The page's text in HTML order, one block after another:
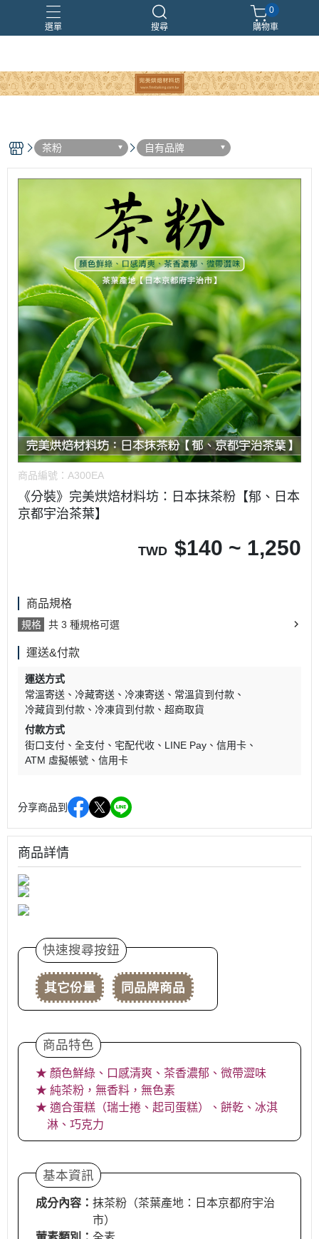
選單 搜尋
0
購物車
茶粉 自有品牌
商品編號： A300EA
《分裝》完美烘焙材料坊：日本抹茶粉【郁、日本
京都宇治茶葉】
TWD $140 ~ 1,250
商品規格
規格 共 3 種規格可選
運送&付款
運送方式
常溫寄送
冷藏寄送 冷凍寄送
常溫貨到付款
冷藏貨到付款
冷凍貨到付款
超商取貨
付款方式
街口支付
全支付 宅配代收 LINE Pay
信用卡
ATM 虛擬帳號
信用卡
分享商品到
商品詳情
快速搜尋按鈕
其它份量 同品牌商品
商品特色
★ 顏色鮮綠、口感清爽、茶香濃郁、微帶澀味
★ 純茶粉，無香料，無色素
★ 適合蛋糕（瑞士捲、起司蛋糕）、餅乾、冰淇
淋、巧克力
基本資訊
成分內容： 抹茶粉（茶葉產地：日本京都府宇治
市）